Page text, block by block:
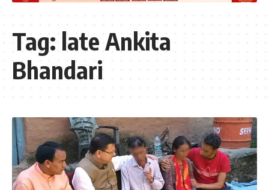
Tag:late Ankita
Bhandari